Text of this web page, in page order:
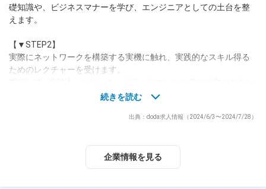
礎知識や、ビジネスマナーを学び、エンジニアとしての土台を整
えます。
【▼STEP2】
実際にネットワークを構築する実機に触れ、実践的なスキル得る
ためのレクチャーを受けます。
資格取得に向けた指導もスタート。周囲のサポートを受けつつ、3
メンターの先輩と同じプロジェクトでデビューとなります！先輩
の傍で運用・保守などの業務から挑戦します。
続きを読む
出典：doda求人情報（2024/6/3〜2024/7/28）
企業情報を見る